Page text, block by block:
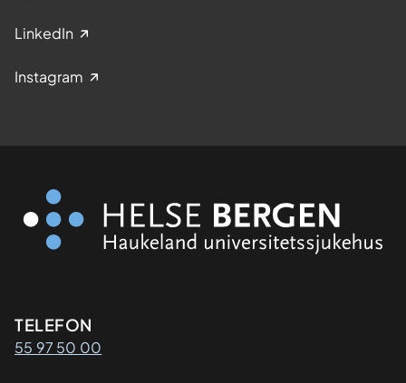
LinkedIn
Instagram
Kontaktinformasjon
TELEFON
55 97 50 00